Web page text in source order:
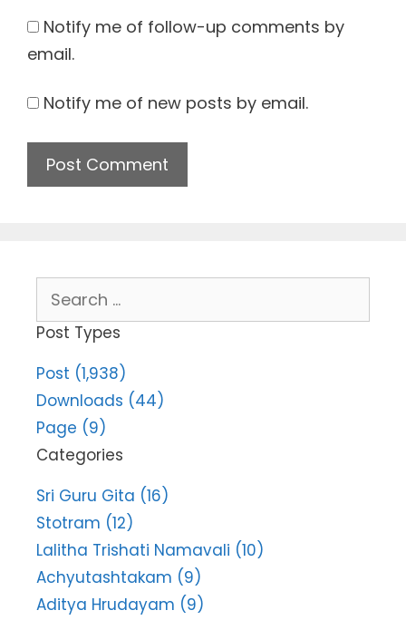
Notify me of follow-up comments by
email.
Notify me of new posts by email.
for:
Post Types
Post (1,938)
Downloads (44)
Page (9)
Categories
Sri Guru Gita (16)
Stotram (12)
Lalitha Trishati Namavali (10)
Achyutashtakam (9)
Aditya Hrudayam (9)